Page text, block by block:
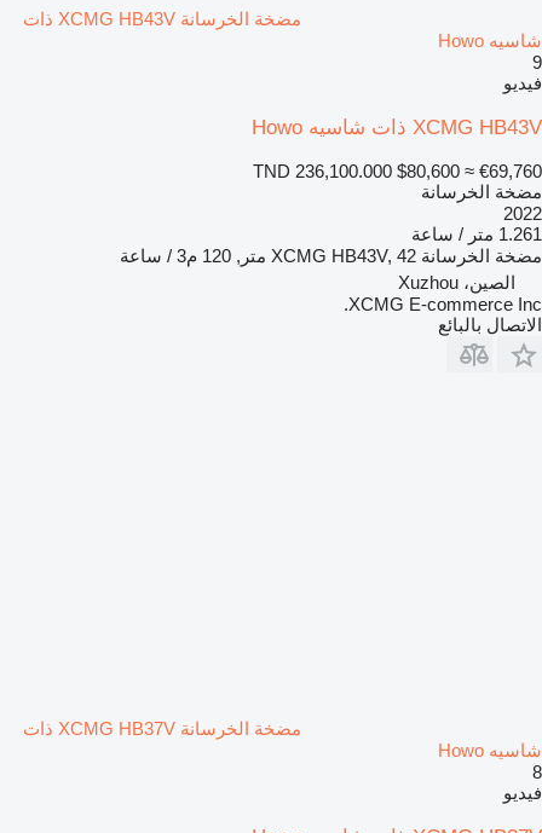
مضخة الخرسانة XCMG HB43V ذات
شاسيه Howo
9
فيديو
XCMG HB43V ذات شاسيه Howo
TND 236,100.000 $80,600 ≈ €69,760
مضخة الخرسانة
2022
1.261 متر / ساعة
مضخة الخرسانة XCMG HB43V, 42 متر, 120 م3 / ساعة
الصين، Xuzhou
XCMG E-commerce Inc.
الاتصال بالبائع
مضخة الخرسانة XCMG HB37V ذات
شاسيه Howo
8
فيديو